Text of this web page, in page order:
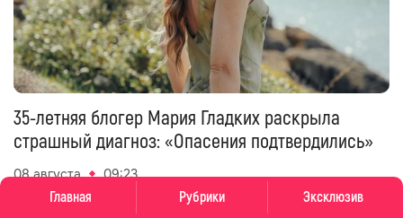
Главная Рубрики Эксклюзив
35-летняя блогер Мария Гладких раскрыла
страшный диагноз: «Опасения подтвердились»
08 августа 09:23